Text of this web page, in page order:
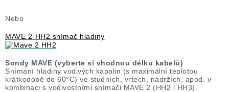
PRODUKTY VYŘAZENÉ Z NABÍDKY
Nebo
MAVE 2-HH2 snímač hladiny
Sondy MAVE (vyberte si vhodnou délku kabelů)
Snímání hladiny vodivých kapalin (s maximální teplotou
krátkodobě do 60°C) ve studních, vrtech, nádržích, apod. v
kombinaci s vodivostními snímači MAVE 2 (HH2 i HH3).